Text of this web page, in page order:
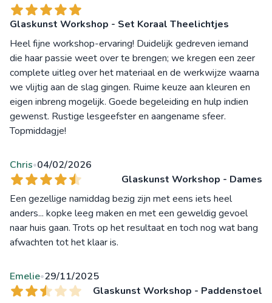
Glaskunst Workshop - Set Koraal Theelichtjes
Heel fijne workshop-ervaring! Duidelijk gedreven iemand
die haar passie weet over te brengen; we kregen een zeer
complete uitleg over het materiaal en de werkwijze waarna
we vlijtig aan de slag gingen. Ruime keuze aan kleuren en
eigen inbreng mogelijk. Goede begeleiding en hulp indien
gewenst. Rustige lesgeefster en aangename sfeer.
Topmiddagje!
Chris•04/02/2026
Glaskunst Workshop - Dames
Een gezellige namiddag bezig zijn met eens iets heel
anders... kopke leeg maken en met een geweldig gevoel
naar huis gaan. Trots op het resultaat en toch nog wat bang
afwachten tot het klaar is.
Emelie•29/11/2025
Glaskunst Workshop - Paddenstoel